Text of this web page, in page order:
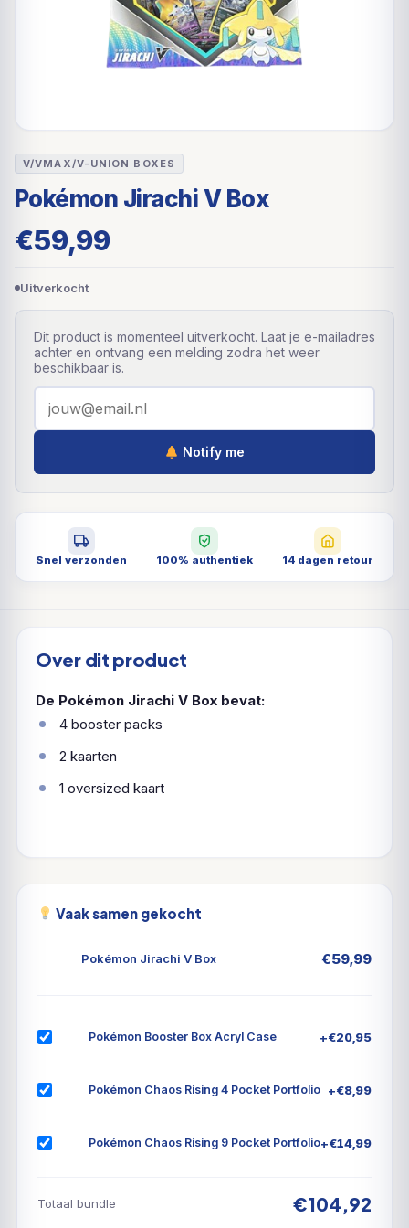
V/VMAX/V-UNION BOXES
Pokémon Jirachi V Box
€59,99
Uitverkocht
Dit product is momenteel uitverkocht. Laat je e-mailadres
achter en ontvang een melding zodra het weer
beschikbaar is.
Notify me
Snel verzonden 100% authentiek 14 dagen retour
Over dit product
De Pokémon Jirachi V Box bevat:
4 booster packs
2 kaarten
1 oversized kaart
Vaak samen gekocht
Pokémon Jirachi V Box €59,99
Pokémon Booster Box Acryl Case +€20,95
Pokémon Chaos Rising 4 Pocket Portfolio +€8,99
Pokémon Chaos Rising 9 Pocket Portfolio+€14,99
Totaal bundle €104,92